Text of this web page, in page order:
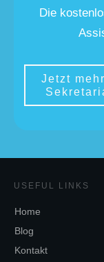
Die
Jetzt
USEFUL LINKS
Home
Blog
Kontakt